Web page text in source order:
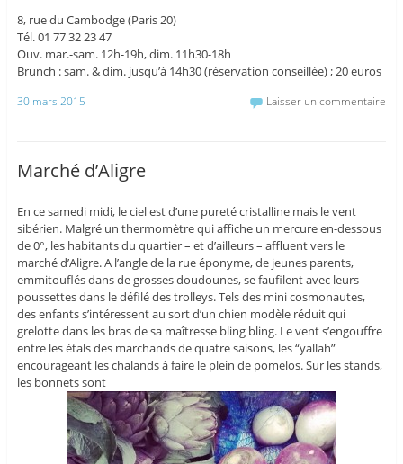
8, rue du Cambodge (Paris 20)
Tél. 01 77 32 23 47
Ouv. mar.-sam. 12h-19h, dim. 11h30-18h
Brunch : sam. & dim. jusqu’à 14h30 (réservation conseillée) ; 20 euros
30 mars 2015 Laisser un commentaire
Marché d’Aligre
En ce samedi midi, le ciel est d’une pureté cristalline mais le vent
sibérien. Malgré un thermomètre qui affiche un mercure en-dessous
de 0°, les habitants du quartier – et d’ailleurs – affluent vers le
marché d’Aligre. A l’angle de la rue éponyme, de jeunes parents,
emmitouflés dans de grosses doudounes, se faufilent avec leurs
poussettes dans le défilé des trolleys. Tels des mini cosmonautes,
des enfants s’intéressent au sort d’un chien modèle réduit qui
grelotte dans les bras de sa maîtresse bling bling. Le vent s’engouffre
entre les étals des marchands de quatre saisons, les “yallah”
encourageant les chalands à faire le plein de pomelos. Sur les stands,
les bonnets sont